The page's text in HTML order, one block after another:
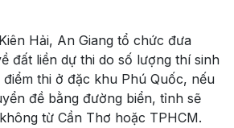
Hải, An Giang tổ chức đưa
đất liền dự thi do số lượng thí sinh
điểm thi ở đặc khu Phú Quốc, nếu
đề bằng đường biển, tỉnh sẽ
từ Cần Thơ hoặc TPHCM.